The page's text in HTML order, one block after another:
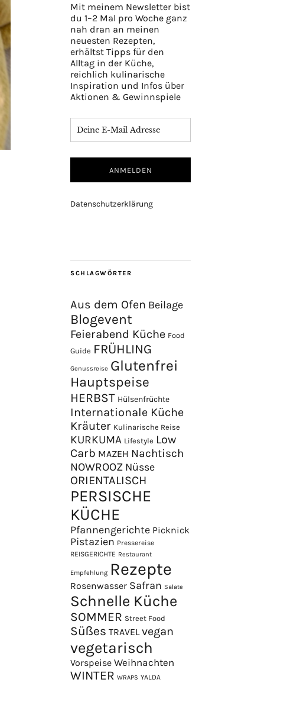
Mit meinem Newsletter bist
du 1–2 Mal pro Woche ganz
nah dran an meinen
neuesten Rezepten,
erhältst Tipps für den
Alltag in der Küche,
reichlich kulinarische
Inspiration und Infos über
Aktionen & Gewinnspiele
Datenschutzerklärung
SCHLAGWÖRTER
Aus dem Ofen Beilage
Blogevent
Feierabend Küche Food
Guide FRÜHLING
Genussreise Glutenfrei
Hauptspeise
HERBST Hülsenfrüchte
Internationale Küche
Kräuter Kulinarische Reise
KURKUMA Lifestyle Low
Carb MAZEH Nachtisch
NOWROOZ Nüsse
ORIENTALISCH
PERSISCHE
KÜCHE
Pfannengerichte Picknick
Pistazien Pressereise
REISGERICHTE Restaurant
Empfehlung Rezepte
Rosenwasser Safran Salate
Schnelle Küche
SOMMER Street Food
Süßes TRAVEL vegan
vegetarisch
Vorspeise Weihnachten
WINTER WRAPS YALDA